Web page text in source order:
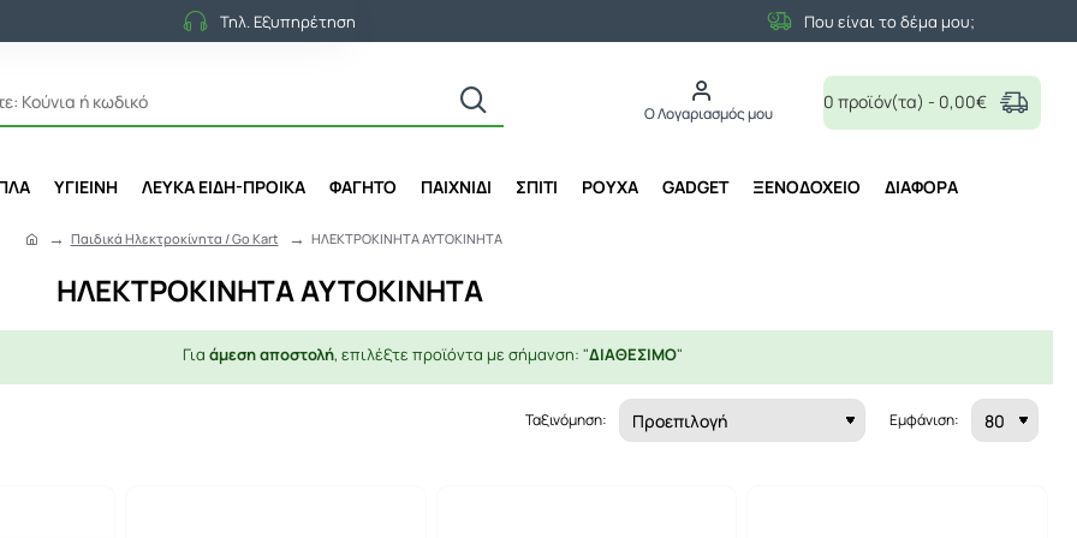
Τηλ. Εξυπηρέτηση Που είναι το δέμα μου;
Ο Λογαριασμός μου
0 προϊόν(τα) - 0,00€
ΥΓΙΕΙΝΗ ΛΕΥΚΑ ΕΙΔΗ-ΠΡΟΙΚΑ ΦΑΓΗΤΟ ΠΑΙΧΝΙΔΙ ΣΠΙΤΙ ΡΟΥΧΑ GADGET ΞΕΝΟΔΟΧΕΙΟ ΔΙΑΦΟΡΑ
ΗΛΕΚΤΡΟΚΙΝΗΤΑ ΑΥΤΟΚΙΝΗΤΑ
Παιδικά Ηλεκτροκίνητα / Go Kart ΗΛΕΚΤΡΟΚΙΝΗΤΑ ΑΥΤΟΚΙΝΗΤΑ
Για άμεση αποστολή, επιλέξτε προϊόντα με σήμανση: "ΔΙΑΘΕΣΙΜΟ"
Ταξινόμηση: Εμφάνιση: